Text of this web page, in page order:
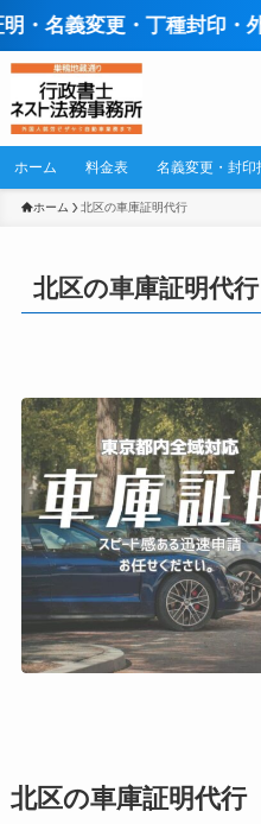
・丁種封印・外国人在留
ホーム 料金表 名義変更・封印
ホーム 北区の車庫証明代行
北区の車庫証明代行
北区の車庫証明代行